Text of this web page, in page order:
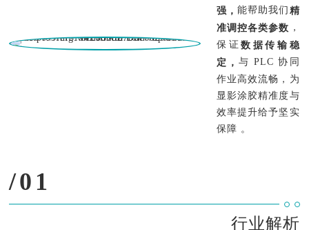
强，能帮助我们 精
准调控各类参数 ，
保证数据传输稳
定，与 PLC 协同
作业高效流畅，为
显影涂胶精准度与
效率提升给予坚实
保障 。
/01
行业解析